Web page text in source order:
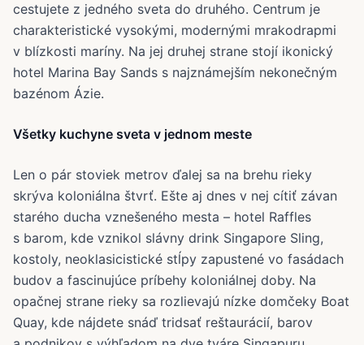
cestujete z jedného sveta do druhého. Centrum je
charakteristické vysokými, modernými mrakodrapmi
v blízkosti maríny. Na jej druhej strane stojí ikonický
hotel Marina Bay Sands s najznámejším nekonečným
bazénom Ázie.
Všetky kuchyne sveta v jednom meste
Len o pár stoviek metrov ďalej sa na brehu rieky
skrýva koloniálna štvrť. Ešte aj dnes v nej cítiť závan
starého ducha vznešeného mesta – hotel Raffles
s barom, kde vznikol slávny drink Singapore Sling,
kostoly, neoklasicistické stĺpy zapustené vo fasádach
budov a fascinujúce príbehy koloniálnej doby. Na
opačnej strane rieky sa rozlievajú nízke domčeky Boat
Quay, kde nájdete snáď tridsať reštaurácií, barov